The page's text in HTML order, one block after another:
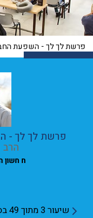
פרשת לך לך - השפעת
פרשת לך לך -
הרב
ח חשון
שיעור 3 מתוך 49 בסדרת